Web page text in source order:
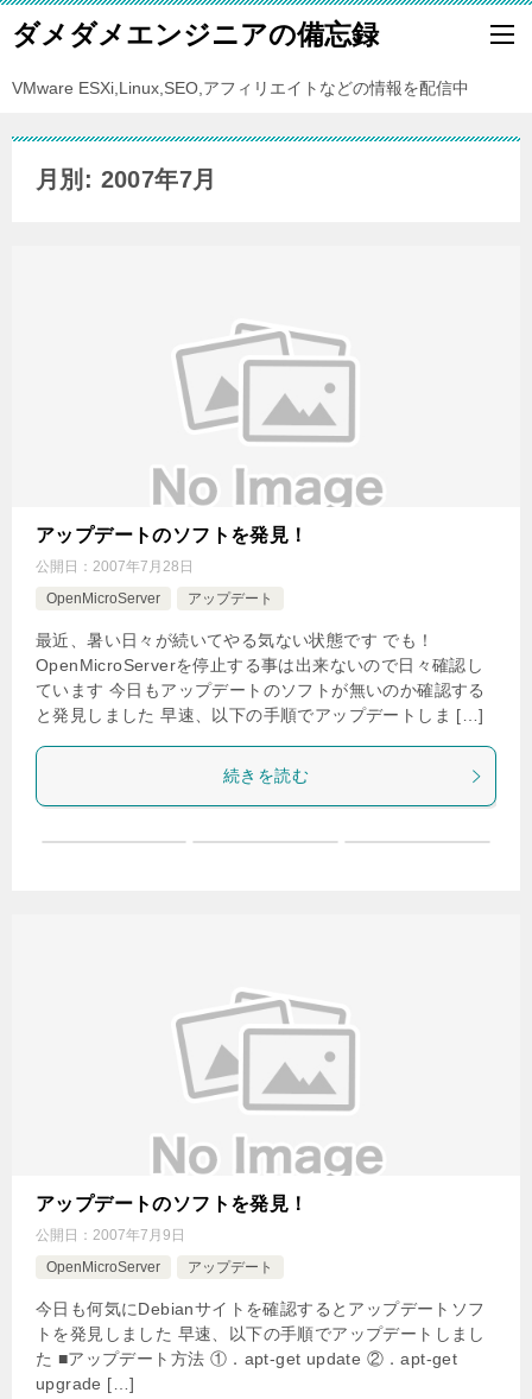
ダメダメエンジニアの備忘録
VMware ESXi,Linux,SEO,アフィリエイトなどの情報を配信中
月別: 2007年7月
アップデートのソフトを発見！
公開日： 2007年7月28日
OpenMicroServer
アップデート
最近、暑い日々が続いてやる気ない状態です でも！
OpenMicroServerを停止する事は出来ないので日々確認し
ています 今日もアップデートのソフトが無いのか確認する
と発見しました 早速、以下の手順でアップデートしま […]
続きを読む
アップデートのソフトを発見！
公開日： 2007年7月9日
OpenMicroServer
アップデート
今日も何気にDebianサイトを確認するとアップデートソフ
トを発見しました 早速、以下の手順でアップデートしまし
た ■アップデート方法 ①．apt-get update ②．apt-get
upgrade […]